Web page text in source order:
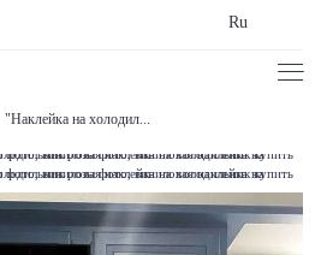
Ru
"Наклейка на холодил...